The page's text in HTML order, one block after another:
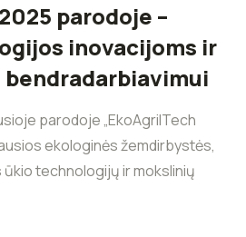
parodoje –
inovacijoms ir
parodoje „EkoAgriITech
ekologinės žemdirbystės,
technologijų ir mokslinių